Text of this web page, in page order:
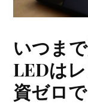
いつま
LEDは
資ゼロ